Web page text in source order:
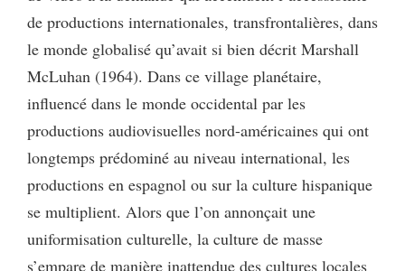
de productions internationales, transfrontalières, dans
le monde globalisé qu’avait si bien décrit Marshall
McLuhan (1964). Dans ce village planétaire,
influencé dans le monde occidental par les
productions audiovisuelles nord-américaines qui ont
longtemps prédominé au niveau international, les
productions en espagnol ou sur la culture hispanique
se multiplient. Alors que l’on annonçait une
uniformisation culturelle, la culture de masse
s’empare de manière inattendue des cultures locales